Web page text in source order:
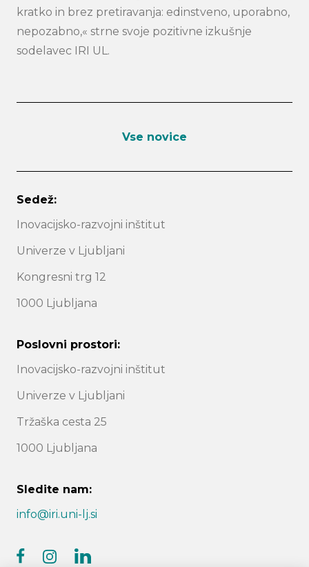
kratko in brez pretiravanja: edinstveno, uporabno,
nepozabno,« strne svoje pozitivne izkušnje
sodelavec IRI UL.
Vse novice
Sedež:
Inovacijsko-razvojni inštitut
Univerze v Ljubljani
Kongresni trg 12
1000 Ljubljana
Poslovni prostori:
Inovacijsko-razvojni inštitut
Univerze v Ljubljani
Tržaška cesta 25
1000 Ljubljana
Sledite nam:
info@iri.uni-lj.si